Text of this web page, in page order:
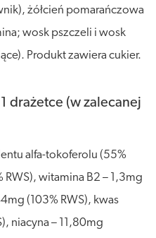
żółcień pomarańczowa
wosk pszczeli i wosk
Produkt zawiera cukier.
drażetce (w zalecanej
alfa-tokoferolu (55%
RWS), witamina B2 – 1,3mg
(103% RWS), kwas
niacyna – 11,80mg